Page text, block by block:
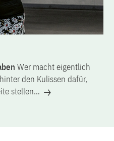
Wer macht eigentlich
den Kulissen dafür,
stellen…